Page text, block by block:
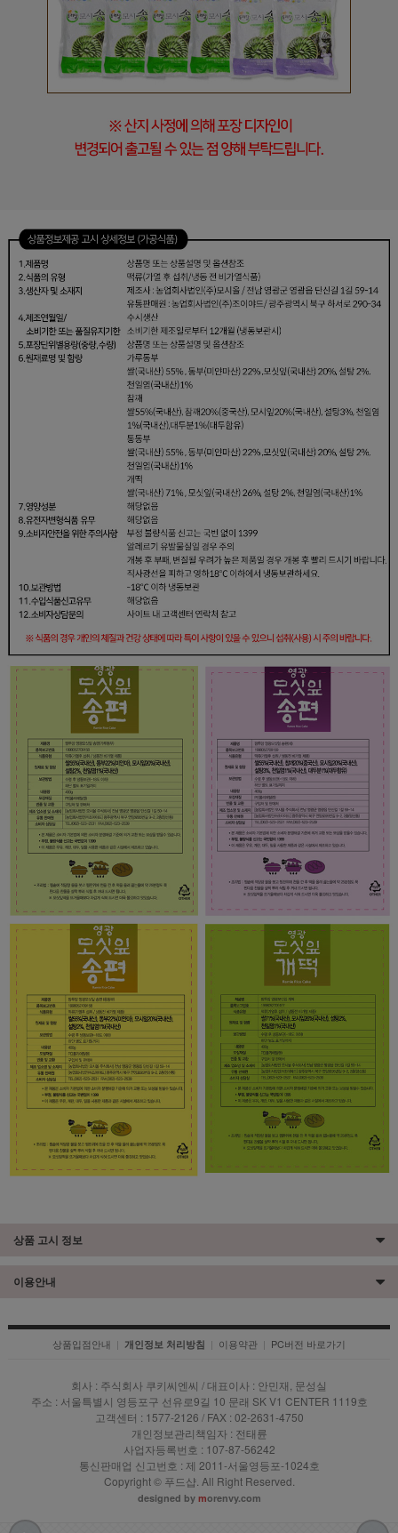
상품 고시 정보
이용안내
상품입점안내 | 개인정보 처리방침 | 이용약관 | PC버전 바로가기
회사 : 주식회사 쿠키씨엔씨 / 대표이사 : 안민재, 문성실
주소 : 서울특별시 영등포구 선유로9길 10 문래 SK V1 CENTER 1119호
고객센터 : 1577-2126 / FAX : 02-2631-4750
개인정보관리책임자 : 전태륜
사업자등록번호 : 107-87-56242
통신판매업 신고번호 : 제 2011-서울영등포-1024호
Copyright © 푸드샵. All Right Reserved.
designed by morenvy.com